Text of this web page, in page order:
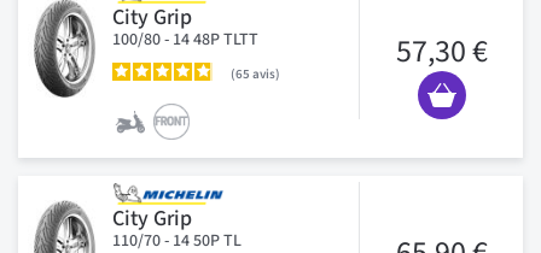
City Grip
100/80 - 14 48P TLTT
65 avis
57,30 €
City Grip
110/70 - 14 50P TL